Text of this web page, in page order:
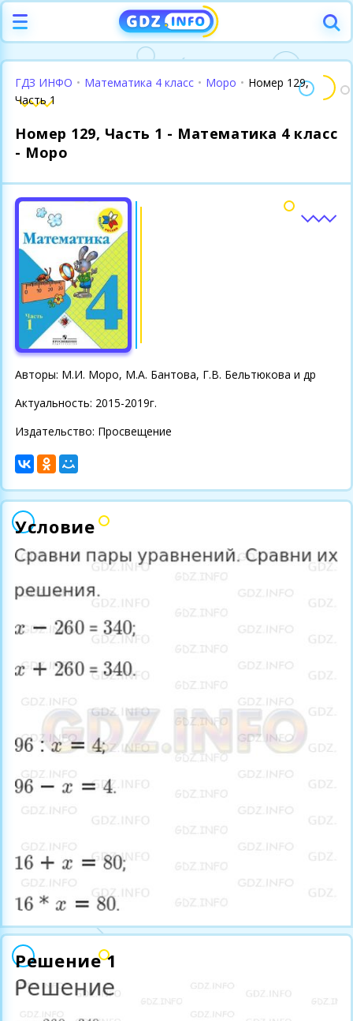
ГДЗ ИНФО • Математика 4 класс • Моро • Номер 129,
Часть 1
Номер 129, Часть 1 - Математика 4 класс
- Моро
Авторы: М.И. Моро, М.А. Бантова, Г.В. Бельтюкова и др
Актуальность: 2015-2019г.
Издательство: Просвещение
Условие
Решение 1